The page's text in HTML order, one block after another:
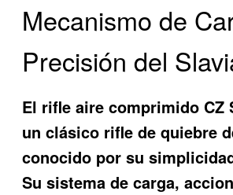
Mecanismo de
Precisión del
El rifle aire comprimido CZ
un clásico rifle de quiebre
conocido por su
Su sistema de carga,